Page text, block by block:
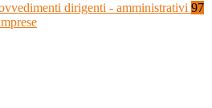
dirigenti - amministrativi 97